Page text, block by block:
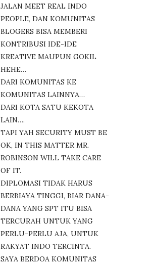
JALAN MEET REAL INDO
PEOPLE, DAN KOMUNITAS
BLOGERS BISA MEMBERI
KONTRIBUSI IDE-IDE
KREATIVE MAUPUN GOKIL
HEHE…
DARI KOMUNITAS KE
KOMUNITAS LAINNYA…
DARI KOTA SATU KEKOTA
LAIN….
TAPI YAH SECURITY MUST BE
OK, IN THIS MATTER MR.
ROBINSON WILL TAKE CARE
OF IT.
DIPLOMASI TIDAK HARUS
BERBIAYA TINGGI, BIAR DANA-
DANA YANG SPT ITU BISA
TERCURAH UNTUK YANG
PERLU-PERLU AJA, UNTUK
RAKYAT INDO TERCINTA.
SAYA BERDOA KOMUNITAS